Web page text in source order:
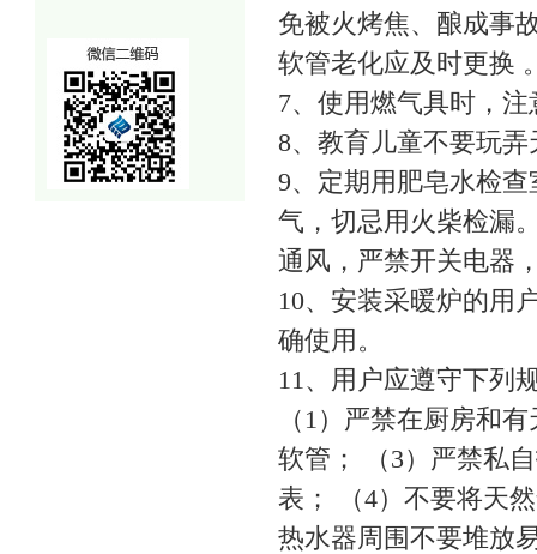
免被火烤焦、酿成事
软管老化应及时更换
7、使用燃气具时，
8、教育儿童不要玩
9、定期用肥皂水检
气，切忌用火柴检漏
通风，严禁开关电器
10、安装采暖炉的用
确使用。
11、用户应遵守下列
（1）严禁在厨房和
软管； （3）严禁私
表； （4）不要将天
热水器周围不要堆放